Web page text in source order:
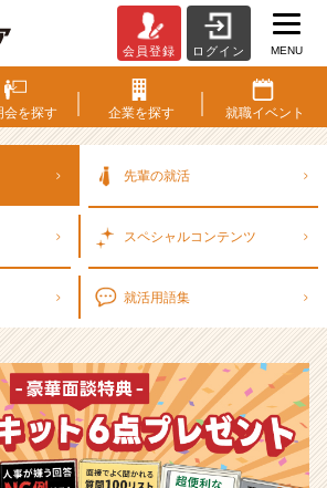
考
対
策・
ウ
ベ
ン
チ
ャ
ー・
成
会員登録 ログイン MENU
会を探す 企業を探す 就職イベント
先輩の就活
スペシャルコンテンツ
就活用語集